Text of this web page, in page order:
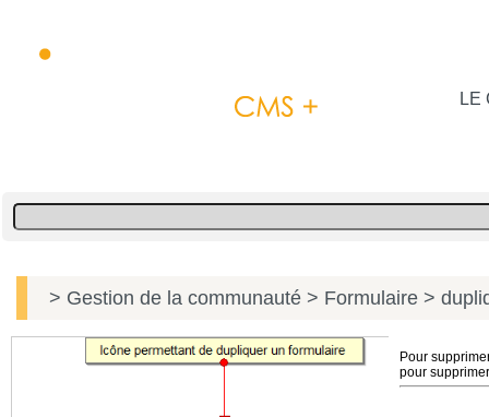
LE
> Gestion de la communauté > Formulaire >
Pour
pour